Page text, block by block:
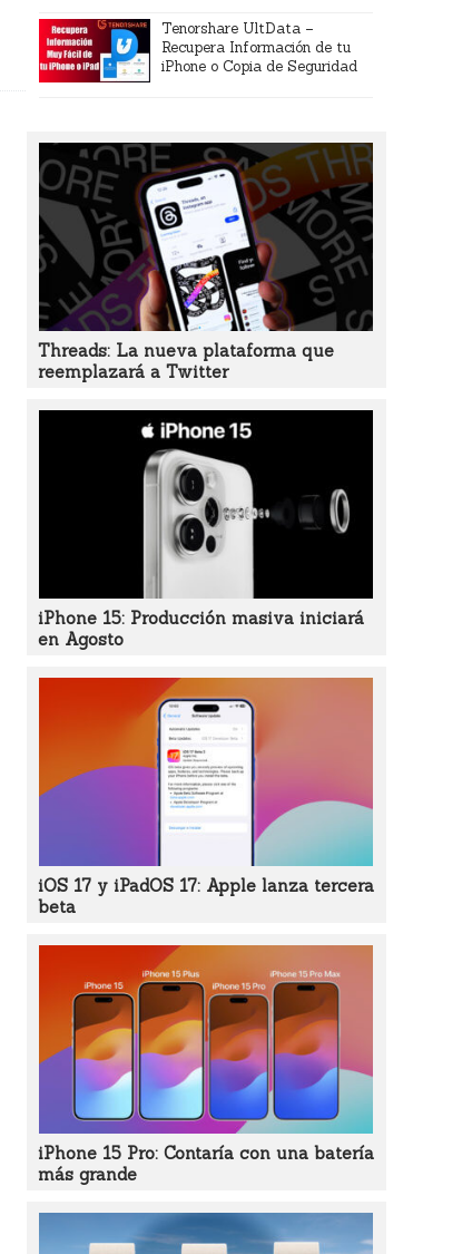
Tenorshare UltData –
Recupera Información de tu
iPhone o Copia de Seguridad
Threads: La nueva plataforma que
reemplazará a Twitter
iPhone 15: Producción masiva iniciará
en Agosto
iOS 17 y iPadOS 17: Apple lanza tercera
beta
iPhone 15 Pro: Contaría con una batería
más grande